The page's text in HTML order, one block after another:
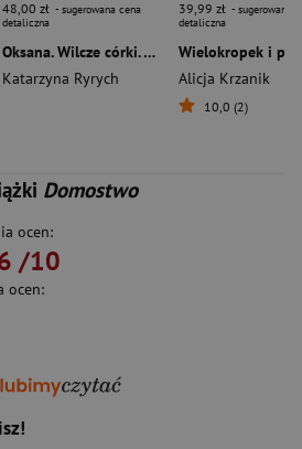
48,00 zł - sugerowana cena
detaliczna
Oksana. Wilcze córki. Tom 3
Katarzyna Ryrych
39,99 zł - sugerowana
detaliczna
Alicja Krzanik
10,0 (2)
Domostwo
ocen:
/10
ocen: